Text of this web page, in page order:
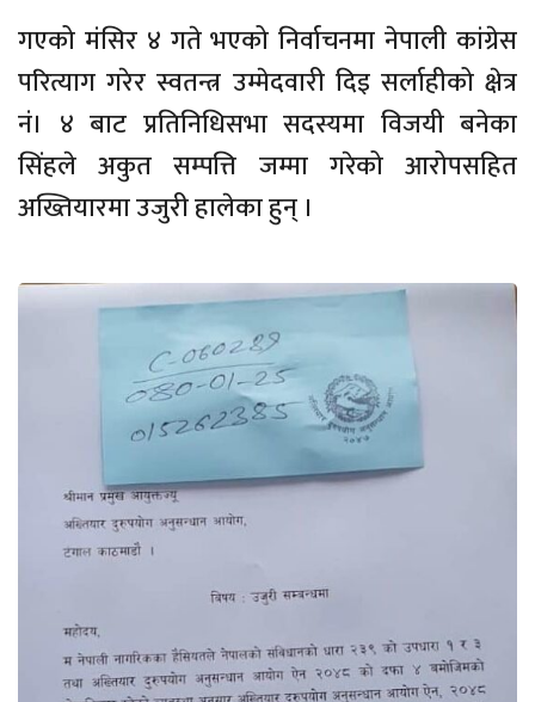
गएको मंसिर ४ गते भएको निर्वाचनमा नेपाली कांग्रेस
परित्याग गरेर स्वतन्त्र उम्मेदवारी दिइ सर्लाहीको क्षेत्र
नं। ४ बाट प्रतिनिधिसभा सदस्यमा विजयी बनेका
सिंहले अकुत सम्पत्ति जम्मा गरेको आरोपसहित
अख्तियारमा उजुरी हालेका हुन् ।